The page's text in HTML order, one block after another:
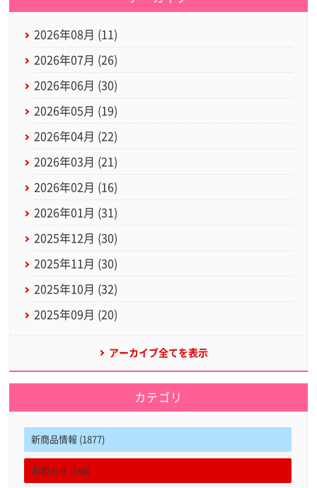
2026年08月 (11)
2026年07月 (26)
2026年06月 (30)
2026年05月 (19)
2026年04月 (22)
2026年03月 (21)
2026年02月 (16)
2026年01月 (31)
2025年12月 (30)
2025年11月 (30)
2025年10月 (32)
2025年09月 (20)
アーカイブ全てを表示
カテゴリ
新商品情報 (1877)
お知らせ (168)